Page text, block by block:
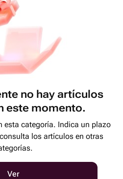
no hay artículos
este momento.
esta categoría. Indica un plazo
los artículos en otras
Ver